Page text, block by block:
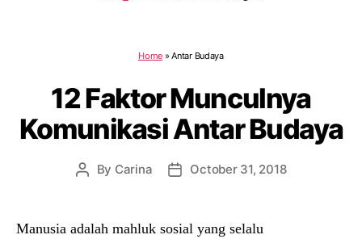
Home»Antar Budaya
12 Faktor Munculnya
Komunikasi Antar Budaya
Post
By Carina
PostOctober 31, 2018
Manusia adalah mahluk sosial yang selalu